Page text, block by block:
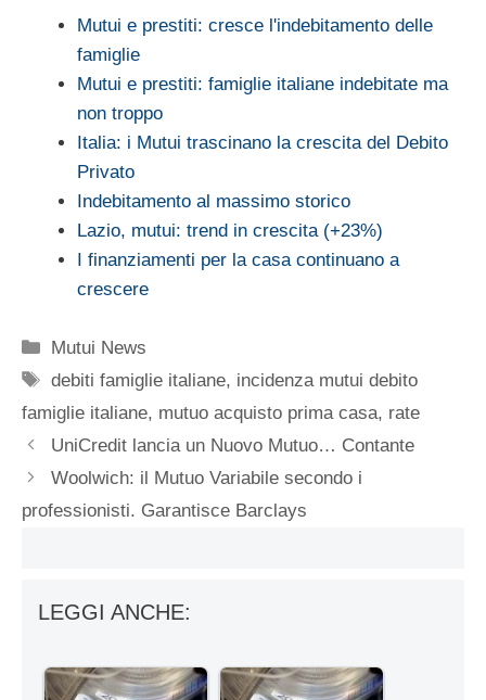
Mutui e prestiti: cresce l'indebitamento delle
famiglie
Mutui e prestiti: famiglie italiane indebitate ma
non troppo
Italia: i Mutui trascinano la crescita del Debito
Privato
Indebitamento al massimo storico
Lazio, mutui: trend in crescita (+23%)
I finanziamenti per la casa continuano a
crescere
Categorie
Mutui News
Tag
debiti famiglie italiane, incidenza mutui debito
famiglie italiane, mutuo acquisto prima casa, rate
UniCredit lancia un Nuovo Mutuo… Contante
Woolwich: il Mutuo Variabile secondo i
professionisti. Garantisce Barclays
LEGGI ANCHE: